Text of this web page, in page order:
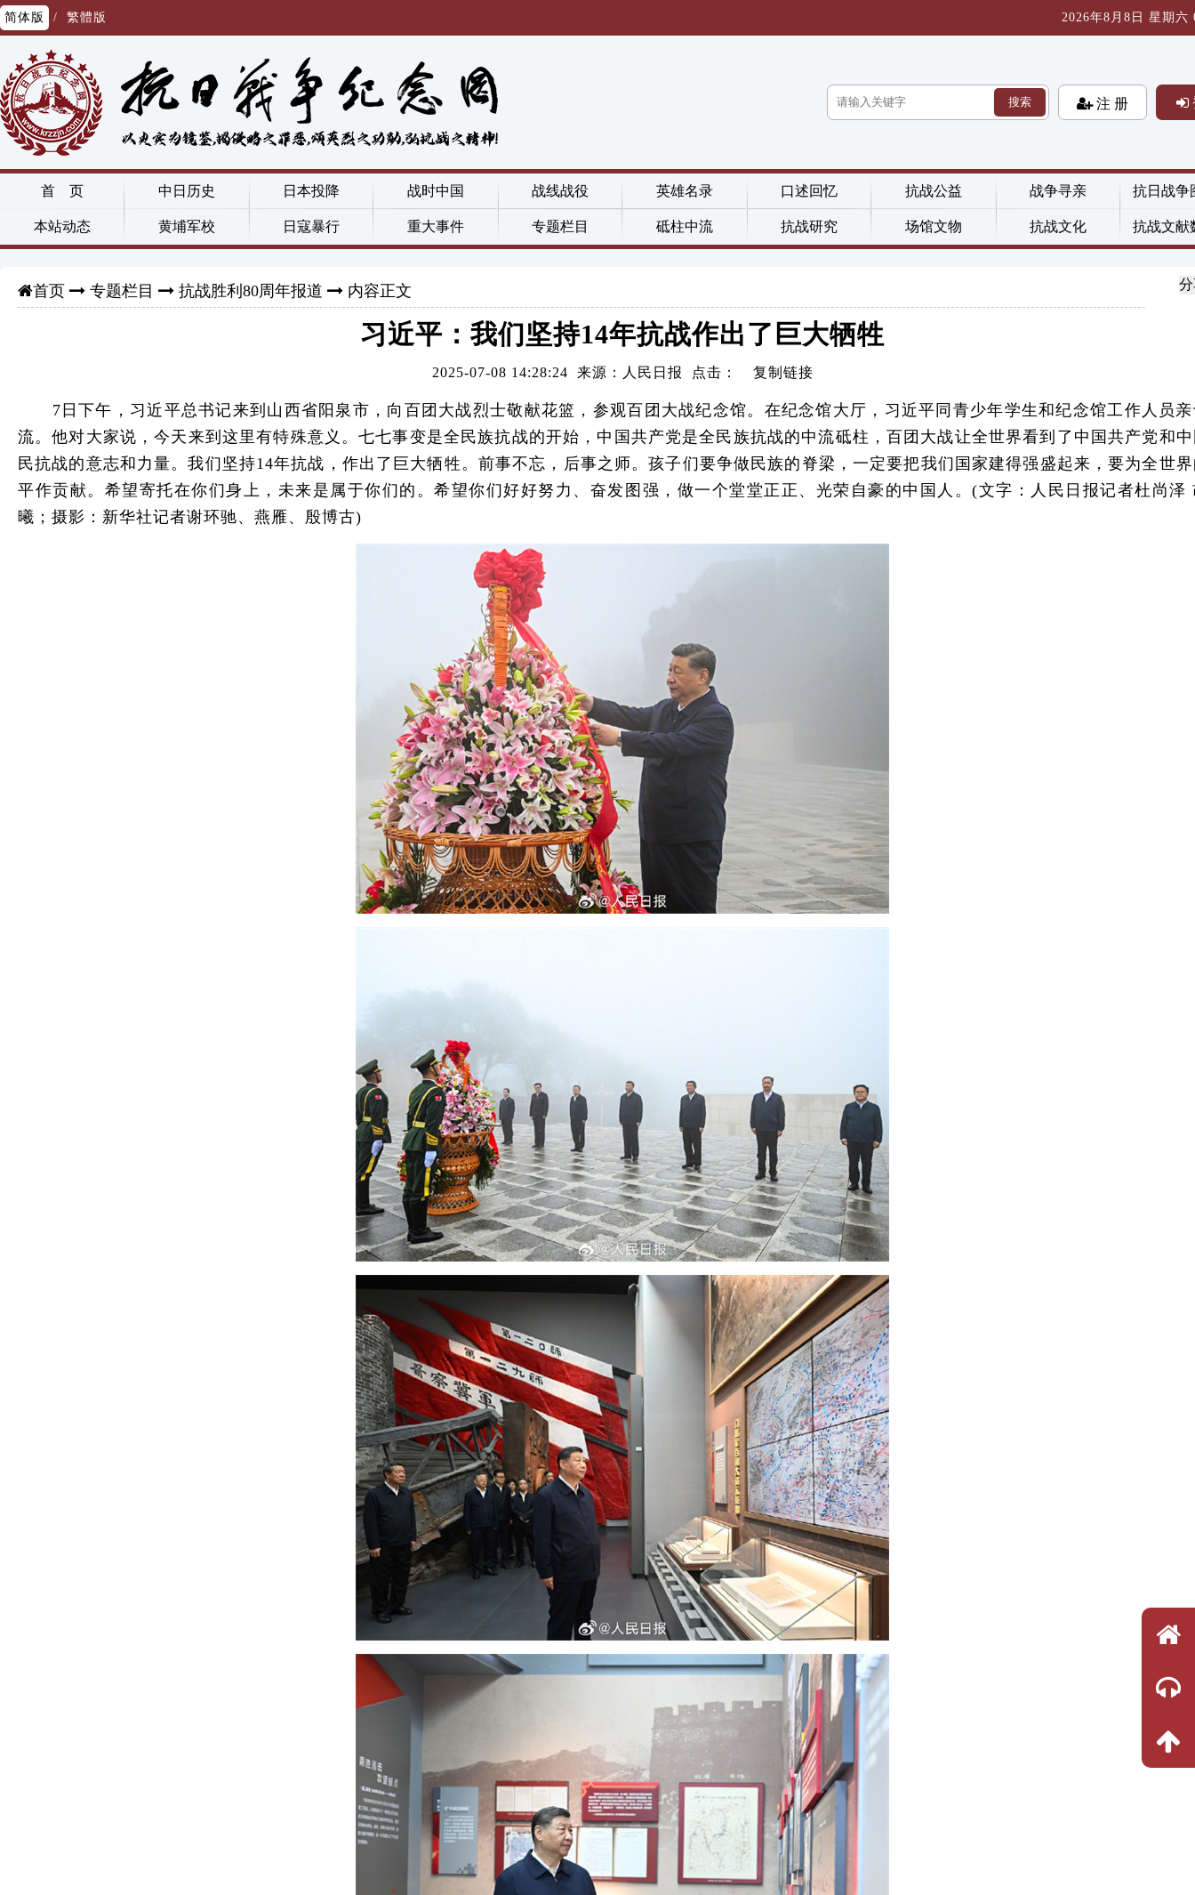
简体版 / 繁體版 2026年8月8日 星期六
搜索 注 册
首 页 中日历史 日本投降 战时中国 战线战役 英雄名录 口述回忆 抗战公益 战争寻亲 抗日战争
本站动态 黄埔军校 日寇暴行 重大事件 专题栏目 砥柱中流 抗战研究 场馆文物 抗战文化 抗战文献
首页 专题栏目 抗战胜利80周年报道 内容正文
习近平：我们坚持14年抗战作出了巨大牺牲
2025-07-08 14:28:24 来源：人民日报 点击： 复制链接
7日下午，习近平总书记来到山西省阳泉市，向百团大战烈士敬献花篮，参观百团大战纪念馆。在纪念馆大厅，习近平同青少年学生和纪念馆工作人员
流。他对大家说，今天来到这里有特殊意义。七七事变是全民族抗战的开始，中国共产党是全民族抗战的中流砥柱，百团大战让全世界看到了中国共产党和
民抗战的意志和力量。我们坚持14年抗战，作出了巨大牺牲。前事不忘，后事之师。孩子们要争做民族的脊梁，一定要把我们国家建得强盛起来，要为全世
平作贡献。希望寄托在你们身上，未来是属于你们的。希望你们好好努力、奋发图强，做一个堂堂正正、光荣自豪的中国人。(文字：人民日报记者杜尚泽
曦；摄影：新华社记者谢环驰、燕雁、殷博古)